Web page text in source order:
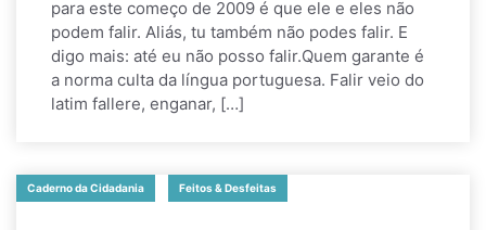
para este começo de 2009 é que ele e eles não
podem falir. Aliás, tu também não podes falir. E
digo mais: até eu não posso falir.Quem garante é
a norma culta da língua portuguesa. Falir veio do
latim fallere, enganar, […]
Caderno da Cidadania Feitos & Desfeitas